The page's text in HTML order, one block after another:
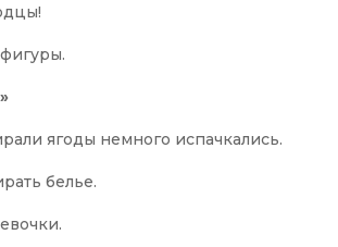
ягоды немного испачкались.
белье.